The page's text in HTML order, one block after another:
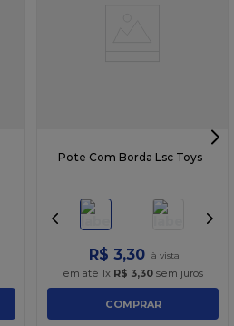
Pote Com Borda Lsc Toys
R$ 3,30
em até 1x R$ 3,30sem juros
COMPRAR